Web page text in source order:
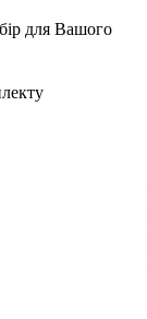
для Вашого